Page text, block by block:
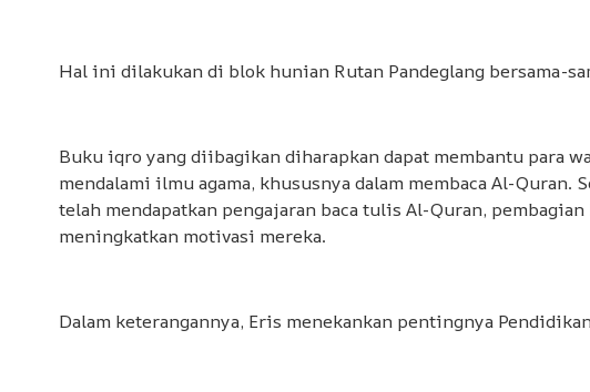
Hal ini dilakukan di blok hunian Rutan Pandeglang bersama-
Buku iqro yang diibagikan diharapkan dapat membantu para
mendalami ilmu agama, khususnya dalam membaca Al-Quran.
telah mendapatkan pengajaran baca tulis Al-Quran,
meningkatkan motivasi mereka.
Dalam keterangannya, Eris menekankan pentingnya